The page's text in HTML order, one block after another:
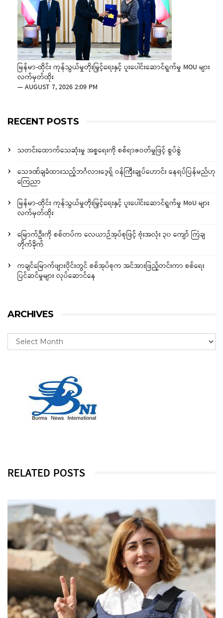
မြန်မာ-ထိုင်း ကုန်သွယ်မှုတိုးမြှင့်ရေးနှင့် ပူးပေါင်းဆောင်ရွက်မှု MOU များ
လက်မှတ်ထိုး
—AUGUST 7, 2026 2:09 PM
RECENT POSTS
သတင်းထောက်သေဆုံးမှု အစ္စရေးကို စစ်ရာဇဝတ်မှုဖြင့် စွပ်စွဲ
သေဒဏ်ချခံထားသည့်ဘင်္ဂလားဒေ့ရှ် ဝန်ကြီးချုပ်ဟောင်း နေရပ်ပြန်မည်ဟု
ကြေညာ
မြန်မာ-ထိုင်း ကုန်သွယ်မှုတိုးမြှင့်ရေးနှင့် ပူးပေါင်းဆောင်ရွက်မှု MoU များ
လက်မှတ်ထိုး
မြောက်ဦးကို စစ်တပ်က လေယာဉ်အုပ်စုဖြင့် ဗုံးအလုံး ၃၀ ကျော် ကြဲချ
တိုက်ခိုက်
ကချင်မြောက်ဖျားပိုင်းတွင် စစ်အုပ်စုက အင်အားဖြည့်တင်းကာ စစ်ရေး
ပြင်ဆင်မှုများ လုပ်ဆောင်နေ
ARCHIVES
RELATED POSTS